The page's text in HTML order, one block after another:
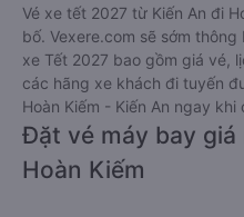
Vé xe tết 2027 từ Kiến An đi
bố. Vexere.com sẽ sớm
xe Tết 2027 bao gồm giá vé,
các hãng xe khách đi tuyến
Hoàn Kiếm - Kiến An ngay
Đặt vé máy bay
Hoàn Kiếm